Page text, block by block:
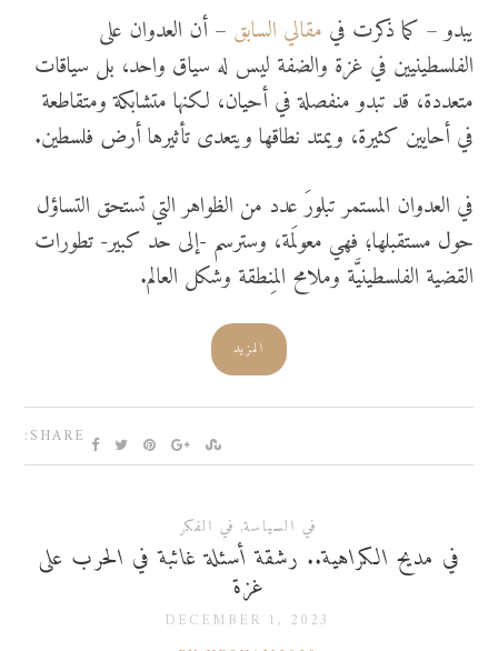
يبدو – كما ذكرت في مقالي السابق – أن العدوان على
الفلسطينيين في غزة والضفة ليس له سياق واحد، بل سياقات
متعددة، قد تبدو منفصلة في أحيان، لكنها متشابكة ومتقاطعة
في أحايين كثيرة، ويمتد نطاقها ويتعدى تأثيرها أرض فلسطين.
في العدوان المستمر تبلورَ عدد من الظواهر التي تستحق التساؤل
حول مستقبلها؛ فهي معولَمة، وسترسم -إلى حد كبير- تطورات
القضية الفلسطينيَّة وملامح المِنطقة وشكل العالم.
المزيد
SHARE:
في السياسة, في الفكر
في مديح الكراهية.. رشقة أسئلة غائبة في الحرب على
غزة
DECEMBER 1, 2023